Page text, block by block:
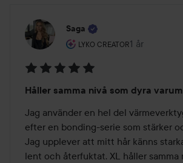
Saga
LYKO CREATOR
Användarens roll: Lyko
1 år
Inlägget
5
av
5
Håller samma nivå som dyra
Jag använder en hel del
efter en bonding-serie som stärker
Jag upplever att mitt hår känns
lent och återfuktat. XL håller samma